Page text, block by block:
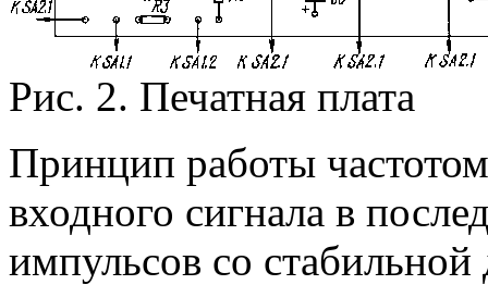
Рис. 2. Печатная плата
Принцип работы
входного сигнала в
импульсов со